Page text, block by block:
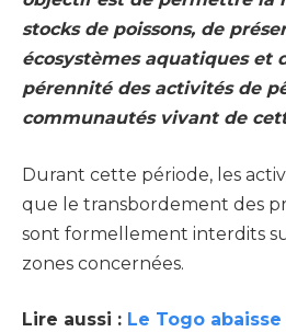
stocks de poissons, de
écosystèmes aquatiques et
pérennité des activités de
communautés vivant de
Durant cette période, les
que le transbordement des
sont formellement interdits
zones concernées.
Lire aussi : Le Togo